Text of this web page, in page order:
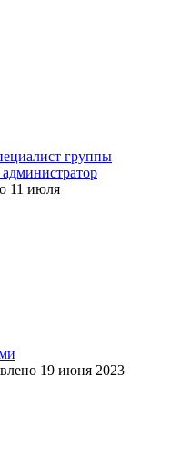
группы
11 июля
19 июня 2023